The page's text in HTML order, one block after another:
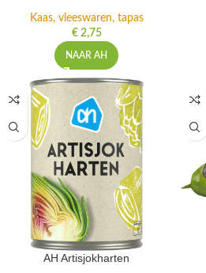
Kaas, vleeswaren, tapas
€2,75
NAAR AH
AH Artisjokharten